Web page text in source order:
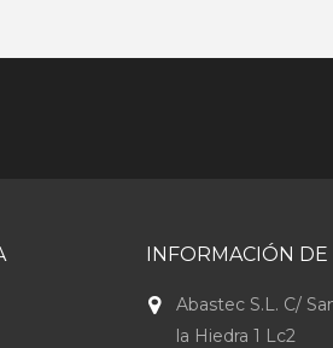
INFORMACIÓN
Abastec S.L. C/
la Hiedra 1 Lc2